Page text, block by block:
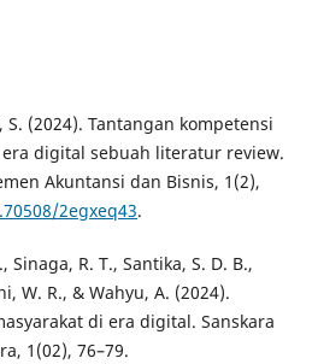
S. (2024). Tantangan kompetensi
digital sebuah literatur review.
Akuntansi dan Bisnis, 1(2),
2egxeq43.
R. T., Santika, S. D. B.,
W. R., & Wahyu, A. (2024).
di era digital. Sanskara
1(02), 76–79.